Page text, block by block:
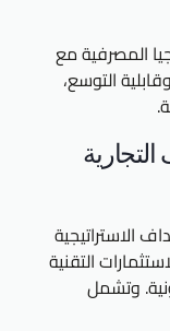
المصرفية مع
التوسع،
التجارية
الاستراتيجية
التقنية
وتشمل